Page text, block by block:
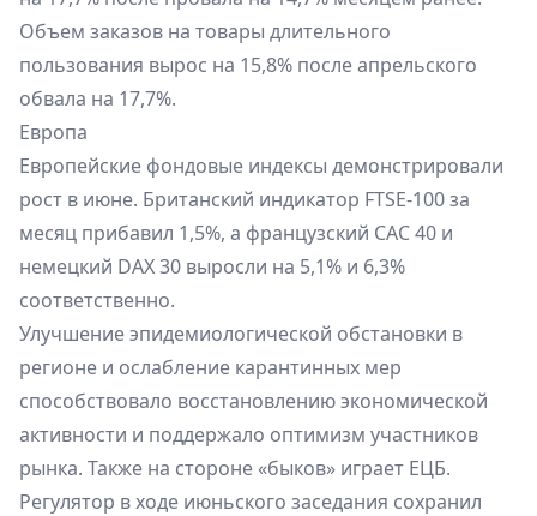
Объем заказов на товары длительного
пользования вырос на 15,8% после апрельского
обвала на 17,7%.
Европа
Европейские фондовые индексы демонстрировали
рост в июне. Британский индикатор FTSE-100 за
месяц прибавил 1,5%, а французский CAC 40 и
немецкий DAX 30 выросли на 5,1% и 6,3%
соответственно.
Улучшение эпидемиологической обстановки в
регионе и ослабление карантинных мер
способствовало восстановлению экономической
активности и поддержало оптимизм участников
рынка. Также на стороне «быков» играет ЕЦБ.
Регулятор в ходе июньского заседания сохранил